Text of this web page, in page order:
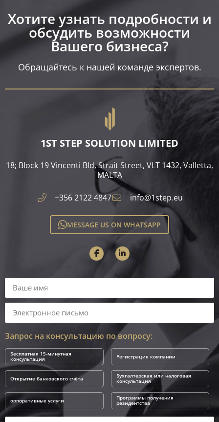
Хотите узнать подробности и
обсудить возможности
Вашего бизнеса?​
Обращайтесь к нашей команде экспертов.
1ST STEP SOLUTION LIMITED
18; Block 19 Vincenti Bld, Strait Street, VLT 1432, Valletta,
MALTA​
+356 2122 4847 info@1step.eu
MESSAGE US ON WHATSAPP
Запрос на консультацию по вопросу:
Бесплатная 15-минутная
консультация Регистрация компании
Открытие банковского счёта Бухгалтерская или налоговая
консультация
орпоративные услуги Программы получения
резидентства